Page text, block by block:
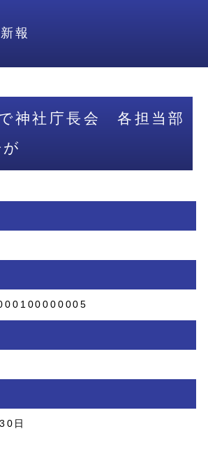
報
神社庁長会 各担当部
日